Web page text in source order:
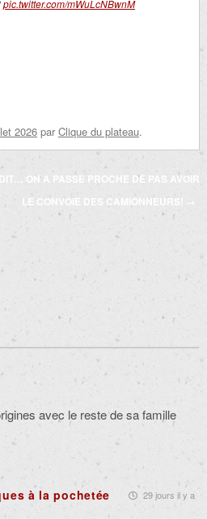
pic.twitter.com/mWuLcNBwnM
2026 par Clique du plateau.
ON A PASSÉ PROCHE DE PAS AVOIR
LE CONVOIE DES CAMIONNEURS!
→
avec le reste de sa famille
à la pochetée 29 jours il y a